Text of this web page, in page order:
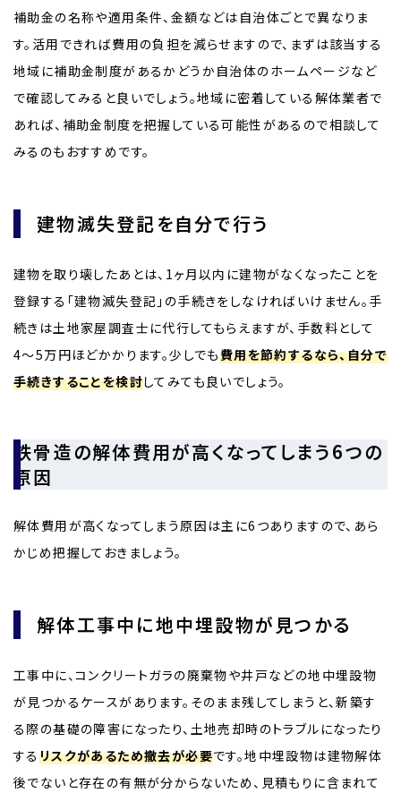
補助金の名称や適用条件、金額などは自治体ごとで異なりま
す。活用できれば費用の負担を減らせますので、まずは該当する
地域に補助金制度があるかどうか自治体のホームページなど
で確認してみると良いでしょう。地域に密着している解体業者で
あれば、補助金制度を把握している可能性があるので相談して
みるのもおすすめです。
建物滅失登記を自分で行う
建物を取り壊したあとは、1ヶ月以内に建物がなくなったことを
登録する「建物滅失登記」の手続きをしなければいけません。手
続きは土地家屋調査士に代行してもらえますが、手数料として
4〜5万円ほどかかります。少しでも費用を節約するなら、自分で
手続きすることを検討してみても良いでしょう。
鉄骨造の解体費用が高くなってしまう6つの
原因
解体費用が高くなってしまう原因は主に6つありますので、あら
かじめ把握しておきましょう。
解体工事中に地中埋設物が見つかる
工事中に、コンクリートガラの廃棄物や井戸などの地中埋設物
が見つかるケースがあります。そのまま残してしまうと、新築す
る際の基礎の障害になったり、土地売却時のトラブルになったり
する リスクがあるため撤去が必要です。地中埋設物は建物解体
後でないと存在の有無が分からないため、見積もりに含まれて